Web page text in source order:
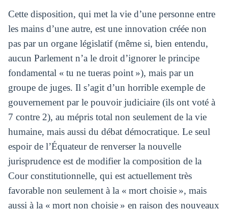
Cette disposition, qui met la vie d’une personne entre
les mains d’une autre, est une innovation créée non
pas par un organe législatif (même si, bien entendu,
aucun Parlement n’a le droit d’ignorer le principe
fondamental « tu ne tueras point »), mais par un
groupe de juges. Il s’agit d’un horrible exemple de
gouvernement par le pouvoir judiciaire (ils ont voté à
7 contre 2), au mépris total non seulement de la vie
humaine, mais aussi du débat démocratique. Le seul
espoir de l’Équateur de renverser la nouvelle
jurisprudence est de modifier la composition de la
Cour constitutionnelle, qui est actuellement très
favorable non seulement à la « mort choisie », mais
aussi à la « mort non choisie » en raison des nouveaux